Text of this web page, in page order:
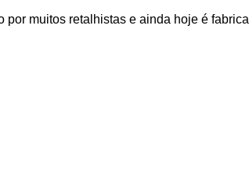
muitos retalhistas e ainda hoje é